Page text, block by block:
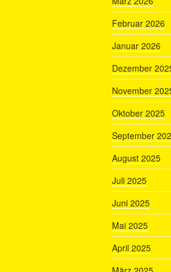
Februar 2026
Januar 2026
Dezember
November
Oktober 2025
September
August 2025
Juli 2025
Juni 2025
Mai 2025
April 2025